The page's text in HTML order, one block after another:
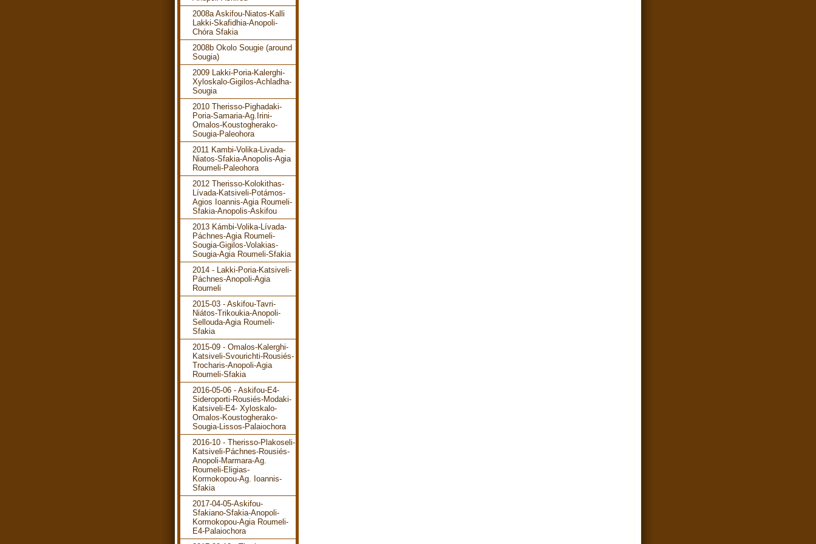
2008a Askifou-Niatos-Kalli
Lakki-Skafidhia-Anopoli-
Chóra Sfakia
2008b Okolo Sougie (around
Sougia)
2009 Lakki-Poria-Kalerghi-
Xyloskalo-Gigilos-Achladha-
Sougia
2010 Therisso-Pighadaki-
Poria-Samaria-Ag.Irini-
Omalos-Koustogherako-
Sougia-Paleohora
2011 Kambi-Volika-Livada-
Niatos-Sfakia-Anopolis-Agia
Roumeli-Paleohora
2012 Therisso-Kolokithas-
Lívada-Katsiveli-Potámos-
Agios Ioannis-Agia Roumeli-
Sfakia-Anopolis-Askifou
2013 Kámbi-Volika-Lívada-
Páchnes-Agia Roumeli-
Sougia-Gigilos-Volakias-
Sougia-Agia Roumeli-Sfakia
2014 - Lakki-Poria-Katsiveli-
Páchnes-Anopoli-Agia
Roumeli
2015-03 - Askifou-Tavri-
Niátos-Trikoukia-Anopoli-
Sellouda-Agia Roumeli-
Sfakia
2015-09 - Omalos-Kalerghi-
Katsiveli-Svourichti-Rousiés-
Trocharis-Anopoli-Agia
Roumeli-Sfakia
2016-05-06 - Askifou-E4-
Sideroporti-Rousiés-Modaki-
Katsiveli-E4- Xyloskalo-
Omalos-Koustogherako-
Sougia-Lissos-Palaiochora
2016-10 - Therisso-Plakoseli-
Katsiveli-Páchnes-Rousiés-
Anopoli-Marmara-Ag.
Roumeli-Eligias-
Kormokopou-Ag. Ioannis-
Sfakia
2017-04-05-Askifou-
Sfakiano-Sfakia-Anopoli-
Kormokopou-Agia Roumeli-
E4-Palaiochora